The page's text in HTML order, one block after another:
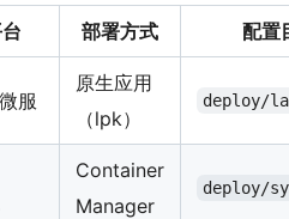
部署方式 配置
服
原生应用
（lpk）
deploy/
Container
Manager
deploy/